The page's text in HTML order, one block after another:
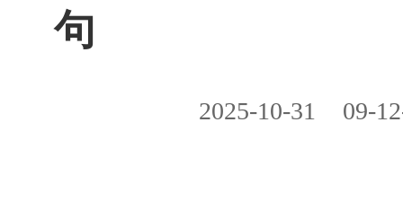
句
2025-10-31 09-